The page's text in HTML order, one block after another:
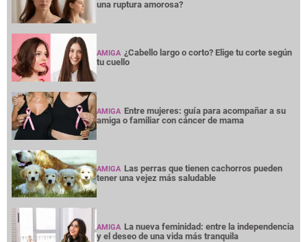
una ruptura amorosa?
AMIGA ¿Cabello largo o corto? Elige tu corte según
tu cuello
AMIGA Entre mujeres: guía para acompañar a su
amiga o familiar con cáncer de mama
AMIGA Las perras que tienen cachorros pueden
tener una vejez más saludable
AMIGA La nueva feminidad: entre la independencia
y el deseo de una vida más tranquila